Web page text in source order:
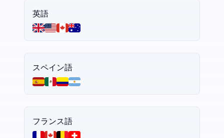
英語
スペイン語
フランス語